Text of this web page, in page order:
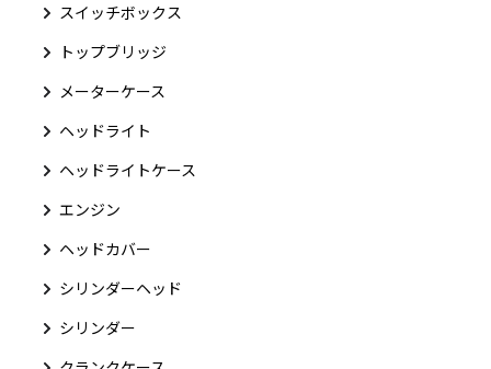
スイッチボックス
トップブリッジ
メーターケース
ヘッドライト
ヘッドライトケース
エンジン
ヘッドカバー
シリンダーヘッド
シリンダー